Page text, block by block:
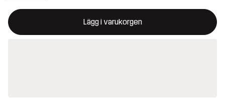
Lägg i varukorgen
Denna knapp kommer att öppna en modal som bekräftar en ny
{{size}} inte tillgänglig